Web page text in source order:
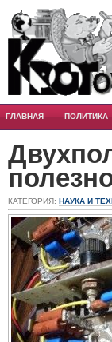
ГЛАВНАЯ ПОЛИТИКА
КАТЕГОРИЯ: НАУКА И